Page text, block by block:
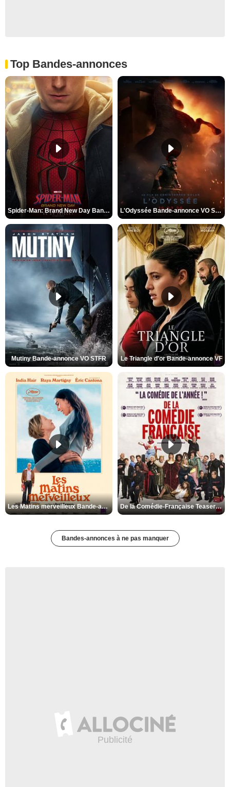
Top Bandes-annonces
Spider-Man: Brand New Day Bande-annonce VO STFR L'Odyssée Bande-annonce VO STFR
Mutiny Bande-annonce VO STFR Le Triangle d'or Bande-annonce VF
Les Matins merveilleux Bande-annonce VF De la Comédie-Française Teaser VF
Bandes-annonces à ne pas manquer